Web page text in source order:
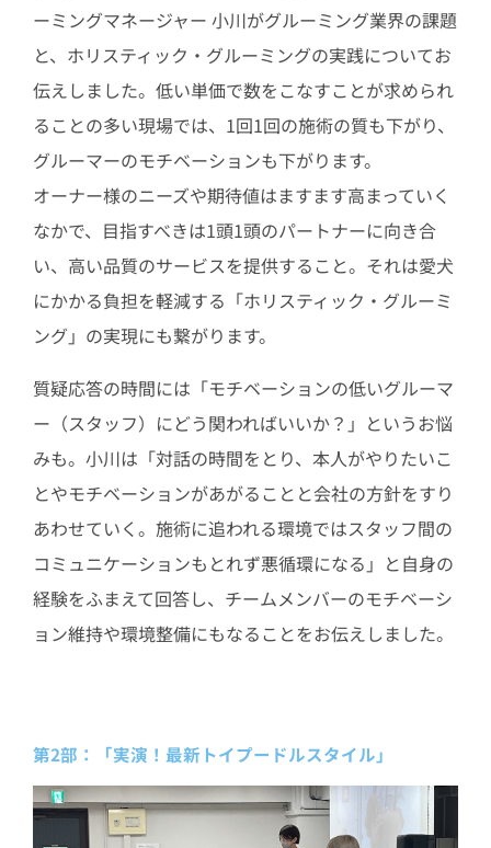
ーミングマネージャー 小川がグルーミング業界の課題
と、ホリスティック・グルーミングの実践についてお
伝えしました。低い単価で数をこなすことが求められ
ることの多い現場では、1回1回の施術の質も下がり、
グルーマーのモチベーションも下がります。
オーナー様のニーズや期待値はますます高まっていく
なかで、目指すべきは1頭1頭のパートナーに向き合
い、高い品質のサービスを提供すること。それは愛犬
にかかる負担を軽減する「ホリスティック・グルーミ
ング」の実現にも繋がります。
質疑応答の時間には「モチベーションの低いグルーマ
ー（スタッフ）にどう関わればいいか？」というお悩
みも。小川は「対話の時間をとり、本人がやりたいこ
とやモチベーションがあがることと会社の方針をすり
あわせていく。施術に追われる環境ではスタッフ間の
コミュニケーションもとれず悪循環になる」と自身の
経験をふまえて回答し、チームメンバーのモチベーシ
ョン維持や環境整備にもなることをお伝えしました。
第2部：「実演！最新トイプードルスタイル」